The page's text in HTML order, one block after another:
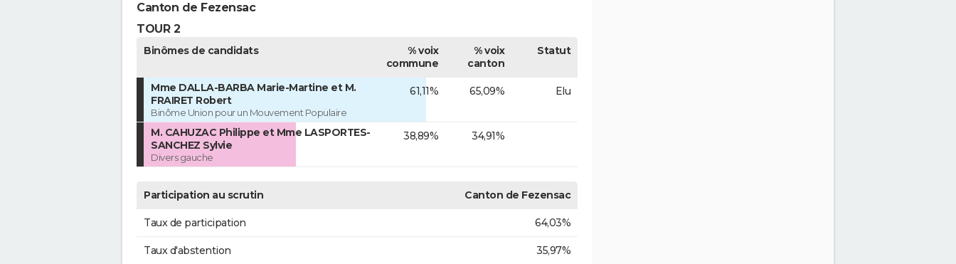
Canton de Fezensac
TOUR 2
Binômes de candidats
% voix
commune
% voix
canton
Statut
Mme DALLA-BARBA Marie-Martine et M.
FRAIRET Robert
Binôme Union pour un Mouvement Populaire
61,11% 65,09% Elu
M. CAHUZAC Philippe et Mme LASPORTES-
SANCHEZ Sylvie
Divers gauche
38,89% 34,91%
Participation au scrutin Canton de Fezensac
Taux de participation 64,03%
Taux d'abstention 35,97%